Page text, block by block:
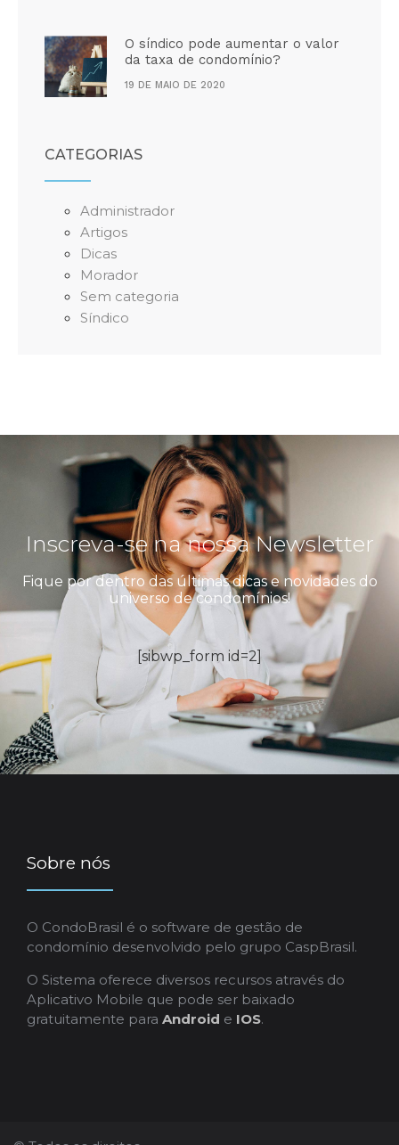
O síndico pode aumentar o valor
da taxa de condomínio?
19 DE MAIO DE 2020
CATEGORIAS
Administrador
Artigos
Dicas
Morador
Sem categoria
Síndico
Inscreva-se na nossa Newsletter
Fique por dentro das últimas dicas e novidades do
universo de condomínios!
[sibwp_form id=2]
Sobre nós
O CondoBrasil é o software de gestão de
condomínio desenvolvido pelo grupo CaspBrasil.
O Sistema oferece diversos recursos através do
Aplicativo Mobile que pode ser baixado
gratuitamente para Android e IOS.